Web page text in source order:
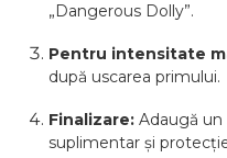
„Dangerous Dolly”.
Pentru intensitate
după uscarea primului.
Finalizare: Adaugă
suplimentar și